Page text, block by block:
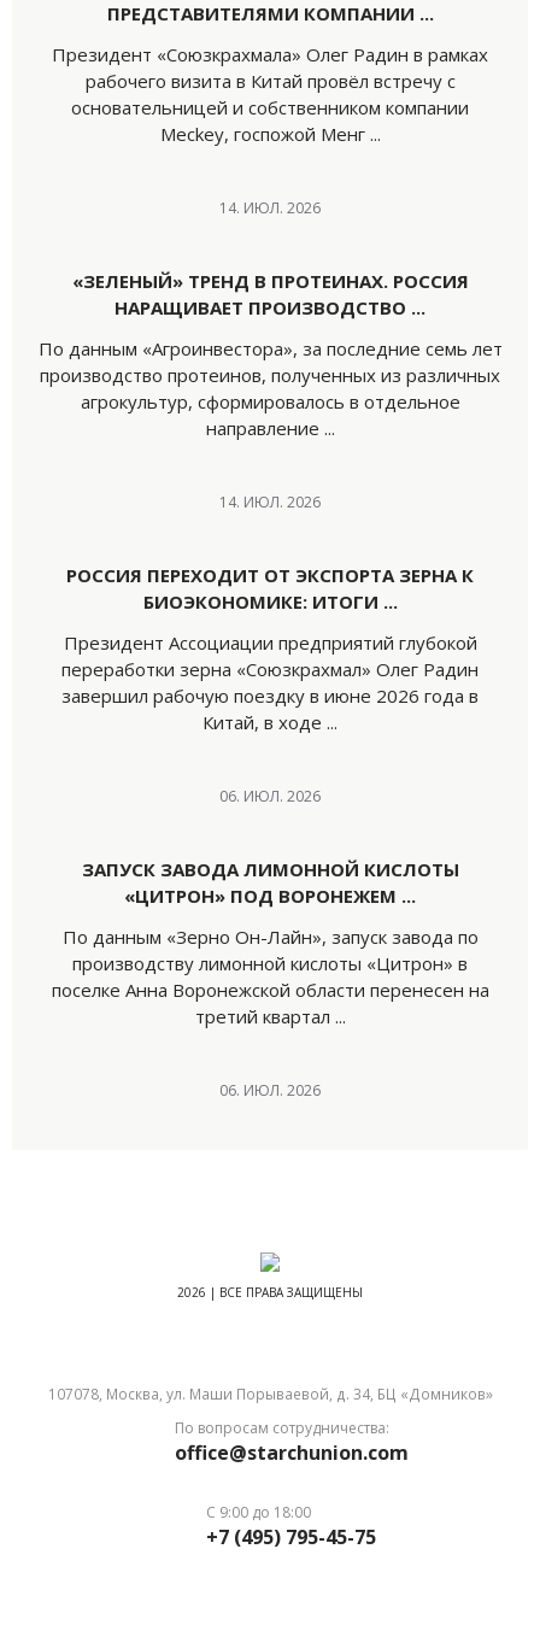
ПРЕДСТАВИТЕЛЯМИ КОМПАНИИ ...
Президент «Союзкрахмала» Олег Радин в рамках
рабочего визита в Китай провёл встречу с
основательницей и собственником компании
Meckey, госпожой Менг ...
14. ИЮЛ. 2026
«ЗЕЛЕНЫЙ» ТРЕНД В ПРОТЕИНАХ. РОССИЯ
НАРАЩИВАЕТ ПРОИЗВОДСТВО ...
По данным «Агроинвестора», за последние семь лет
производство протеинов, полученных из различных
агрокультур, сформировалось в отдельное
направление ...
14. ИЮЛ. 2026
РОССИЯ ПЕРЕХОДИТ ОТ ЭКСПОРТА ЗЕРНА К
БИОЭКОНОМИКЕ: ИТОГИ ...
Президент Ассоциации предприятий глубокой
переработки зерна «Союзкрахмал» Олег Радин
завершил рабочую поездку в июне 2026 года в
Китай, в ходе ...
06. ИЮЛ. 2026
ЗАПУСК ЗАВОДА ЛИМОННОЙ КИСЛОТЫ
«ЦИТРОН» ПОД ВОРОНЕЖЕМ ...
По данным «Зерно Он-Лайн», запуск завода по
производству лимонной кислоты «Цитрон» в
поселке Анна Воронежской области перенесен на
третий квартал ...
06. ИЮЛ. 2026
2026 | ВСЕ ПРАВА ЗАЩИЩЕНЫ
107078, Москва, ул. Маши Порываевой, д. 34, БЦ «Домников»
По вопросам сотрудничества:
office@starchunion.com
С 9:00 до 18:00
+7 (495) 795-45-75